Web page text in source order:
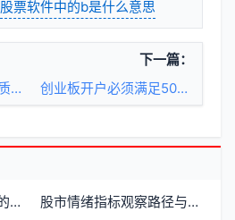
股票软件中的b是什么意思
如何选择价格低廉且质量优良的股票
下一篇：
创业板开户必须满足50万门槛吗
如何识别并把握强势股的运行逻辑
股市情绪指标观察路径与市场心理映射